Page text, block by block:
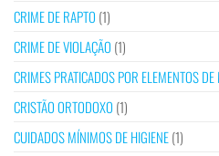
CRIME DE RAPTO (1)
CRIME DE VIOLAÇÃO (1)
CRIMES PRATICADOS POR ELEMENTOS
CRISTÃO ORTODOXO (1)
CUIDADOS MÍNIMOS DE HIGIENE(1)